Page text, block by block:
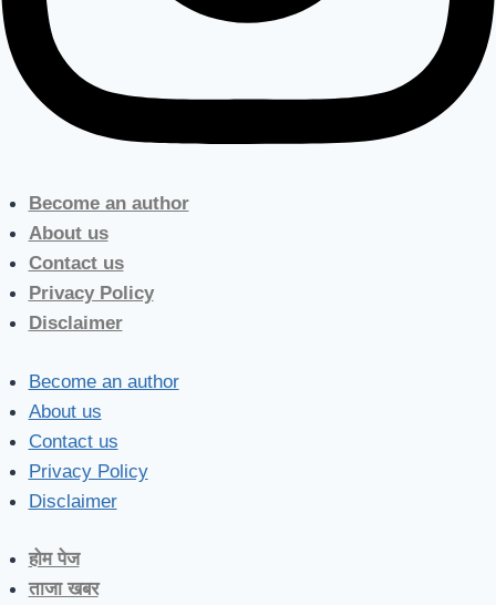
Become an author
About us
Contact us
Privacy Policy
Disclaimer
Become an author
About us
Contact us
Privacy Policy
Disclaimer
होम पेज
ताजा खबर